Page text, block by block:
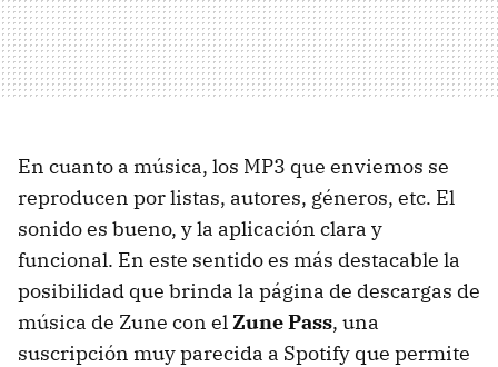
En cuanto a música, los MP3 que enviemos se
reproducen por listas, autores, géneros, etc. El
sonido es bueno, y la aplicación clara y
funcional. En este sentido es más destacable la
posibilidad que brinda la página de descargas de
música de Zune con el Zune Pass, una
suscripción muy parecida a Spotify que permite